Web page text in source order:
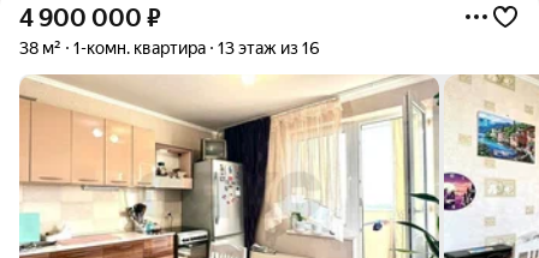
4 900 000 ₽
38 м² 1-комн. квартира 13 этаж из 16